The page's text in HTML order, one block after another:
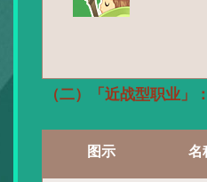
（二）「近战型职业」
图示 名